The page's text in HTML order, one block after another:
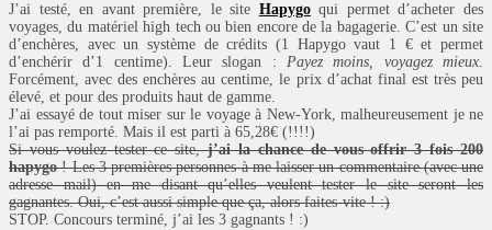
J’ai testé, en avant première, le site Hapygoqui permet d’acheter des
voyages, du matériel high tech ou bien encore de la bagagerie. C’est un site
d’enchères, avec un système de crédits (1 Hapygo vaut 1 € et permet
d’enchérir d’1 centime). Leur slogan : Payez moins, voyagez mieux.
Forcément, avec des enchères au centime, le prix d’achat final est très peu
élevé, et pour des produits haut de gamme.
J’ai essayé de tout miser sur le voyage à New-York, malheureusement je ne
l’ai pas remporté. Mais il est parti à 65,28€ (!!!!)
Si vous voulez tester ce site,j’ai la chance de vous offrir 3 fois 200
hapygo! Les 3 premières personnes à me laisser un commentaire (avec une
adresse mail) en me disant qu’elles veulent tester le site seront les
gagnantes. Oui, c’est aussi simple que ça, alors faites-vite ! :)
STOP. Concours terminé, j’ai les 3 gagnants ! :)